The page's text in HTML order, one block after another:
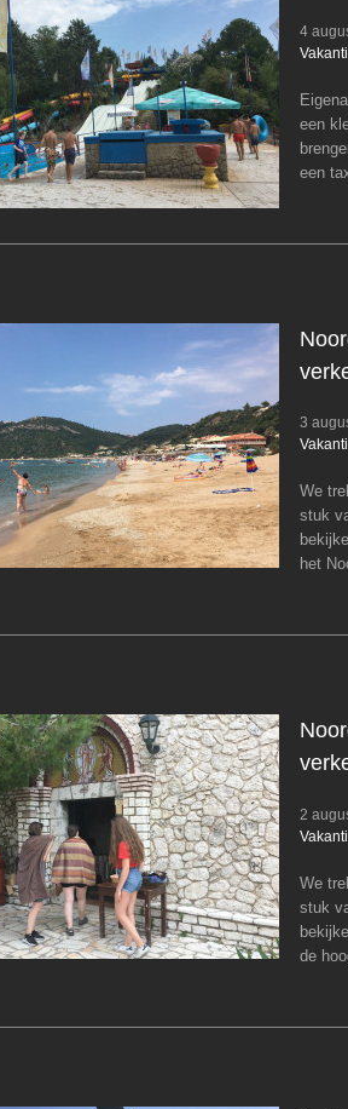
4
een
een
3
We
stuk
het
2
We
stuk
de